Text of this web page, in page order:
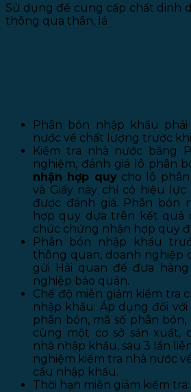
Sử dụng để cung cấp chất dinh
thông qua thân, lá
Phân bón nhập khẩu
nước về chất lượng trước
Kiểm tra nhà nước bằng
nghiệm, đánh giá lô phân
nhận hợp quycho lô phân
và Giấy này chỉ có hiệu
được đánh giá. Phân bón
hợp quy dựa trên kết quả
chức chứng nhận hợp quy
Phân bón nhập khẩu
thông quan, doanh nghiệp
gửi Hải quan để đưa
nghiệp bảo quản.
Chế độ miễn giảm kiểm tra
nhập khẩu: Áp dụng đối
phân bón, mã số phân
cùng một cơ sở sản xuất,
nhà nhập khẩu, sau 3 lần
nghiệm kiểm tra nhà nước
cầu nhập khẩu.
Thời hạn miễn giảm kiểm